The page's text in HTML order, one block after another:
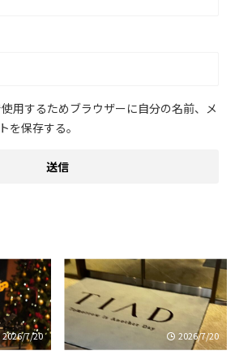
用するためブラウザーに自分の名前、メ
を保存する。
2026/7/20 2026/7/20